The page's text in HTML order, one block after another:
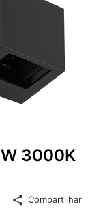
3000K
Compartilhar